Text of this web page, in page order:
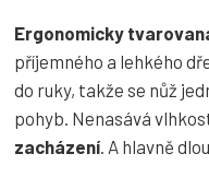
Ergonomicky
příjemného a lehkého
do ruky, takže se nůž
pohyb. Nenasává
zacházení . A hlavně